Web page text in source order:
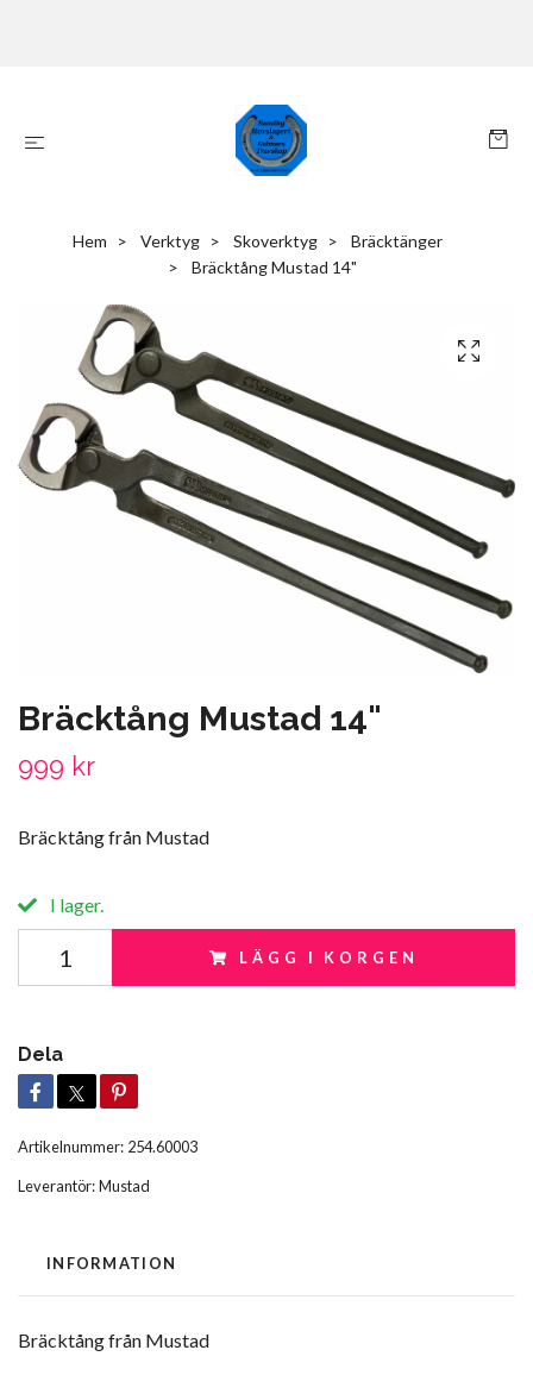
Hem Verktyg Skoverktyg
Bräcktänger
Bräcktång Mustad 14"
Bräcktång Mustad 14"
999 kr
Bräcktång från Mustad
I lager.
LÄGG I KORGEN
Dela
Artikelnummer: 254.60003
Leverantör:Mustad
INFORMATION
Bräcktång från Mustad